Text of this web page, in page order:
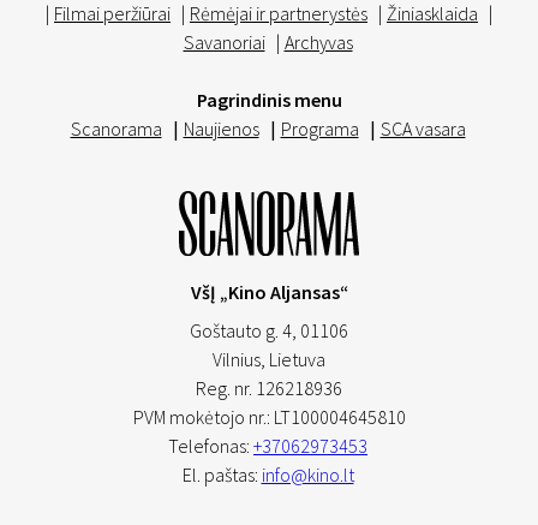
| Filmai peržiūrai | Rėmėjai ir partnerystės | Žiniasklaida |
Savanoriai | Archyvas
Pagrindinis menu
Scanorama | Naujienos | Programa | SCA vasara
VšĮ „Kino Aljansas“
Goštauto g. 4, 01106
Vilnius, Lietuva
Reg. nr. 126218936
PVM mokėtojo nr.: LT100004645810
Telefonas: +37062973453
El. paštas: info@kino.lt